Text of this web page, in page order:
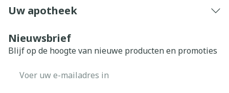
Uw apotheek
Nieuwsbrief
Blijf op de hoogte van nieuwe producten en promoties